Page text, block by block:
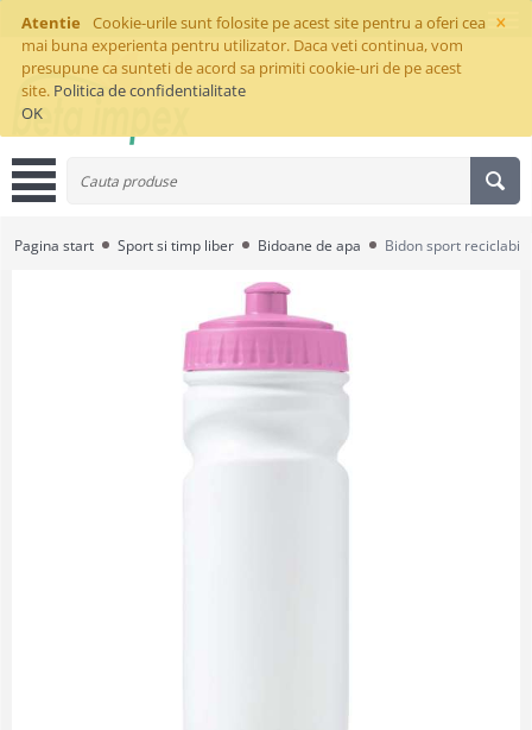
×
Atentie
Cookie-urile sunt folosite pe acest site pentru a oferi cea
mai buna experienta pentru utilizator. Daca veti continua, vom
presupune ca sunteti de acord sa primiti cookie-uri de pe acest
site. Politica de confidentialitate
OK
Pagina start Sport si timp liber Bidoane de apa Bidon sport reciclabil